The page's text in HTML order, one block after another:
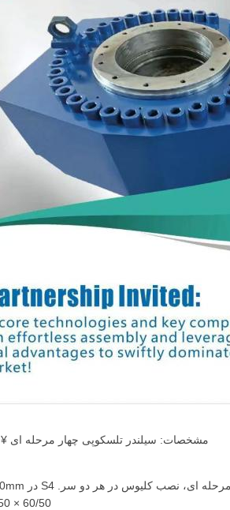
مشخصات: سیلندر تلسکوپی چهار مرحله ای ¥ 150/130-1060، 115/105-1110, 90/75-1120, 60/50-1150 (سیلندر تلسکوپی، سیلندر چند مرحله ای، سیلندر کامپ، سیلندر تپل)
60/50 × 1150 پایان می یابد. طول کشيده حدود 1300mm قرار دارد، به طور کامل گسترش شما در مورد 5740mm ′′ کل ضربه کار 4440mm.